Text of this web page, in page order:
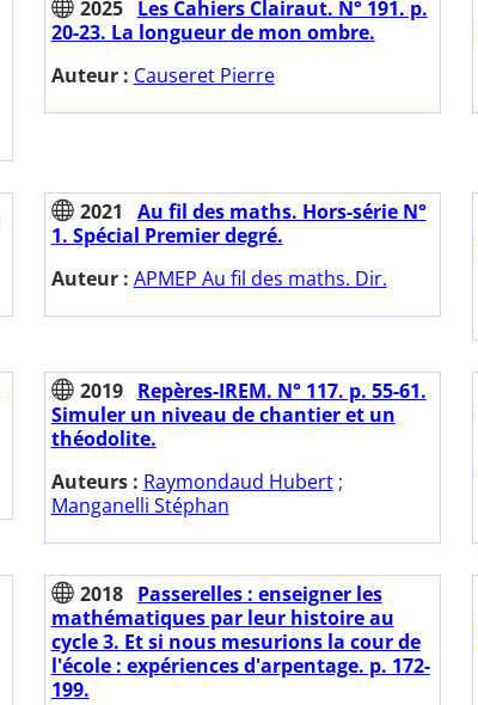
2025
Les Cahiers Clairaut. N° 191. p.
20-23. La longueur de mon ombre.
Auteur : Causeret Pierre
2021
Au fil des maths. Hors-série N°
1. Spécial Premier degré.
Auteur : APMEP Au fil des maths. Dir.
2019
Repères-IREM. N° 117. p. 55-61.
Simuler un niveau de chantier et un
théodolite.
Auteurs : Raymondaud Hubert;
Manganelli Stéphan
2018
Passerelles : enseigner les
mathématiques par leur histoire au
cycle 3. Et si nous mesurions la cour de
l'école : expériences d'arpentage. p. 172-
199.